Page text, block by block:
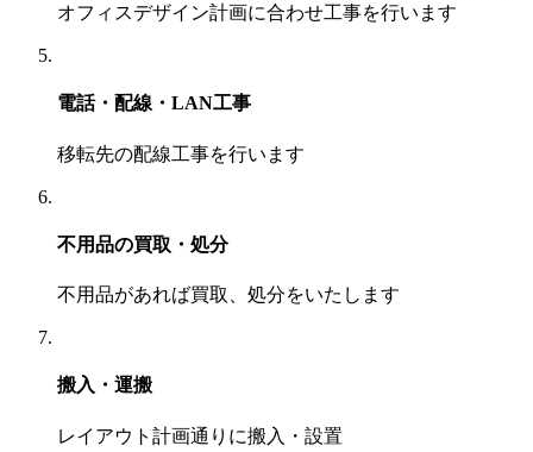
オフィスデザイン計画に合わせ工事を行います
電話・配線・LAN工事
移転先の配線工事を行います
不用品の買取・処分
不用品があれば買取、処分をいたします
搬入・運搬
レイアウト計画通りに搬入・設置